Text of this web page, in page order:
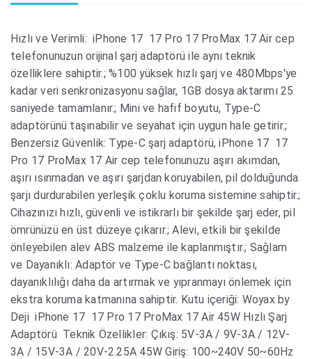
Hızlı ve Verimli: iPhone 17 17 Pro 17 ProMax 17 Air cep
telefonunuzun orijinal şarj adaptörü ile aynı teknik
özelliklere sahiptir.; %100 yüksek hızlı şarj ve 480Mbps'ye
kadar veri senkronizasyonu sağlar, 1GB dosya aktarımı 25
saniyede tamamlanır.; Mini ve hafif boyutu, Type-C
adaptörünü taşınabilir ve seyahat için uygun hale getirir.;
Benzersiz Güvenlik: Type-C şarj adaptörü, iPhone 17 17
Pro 17 ProMax 17 Air cep telefonunuzu aşırı akımdan,
aşırı ısınmadan ve aşırı şarjdan koruyabilen, pil dolduğunda
şarjı durdurabilen yerleşik çoklu koruma sistemine sahiptir.;
Cihazınızı hızlı, güvenli ve istikrarlı bir şekilde şarj eder, pil
ömrünüzü en üst düzeye çıkarır.; Alevi, etkili bir şekilde
önleyebilen alev ABS malzeme ile kaplanmıştır.; Sağlam
ve Dayanıklı: Adaptör ve Type-C bağlantı noktası,
dayanıklılığı daha da artırmak ve yıpranmayı önlemek için
ekstra koruma katmanına sahiptir. Kutu içeriği: Woyax by
Deji iPhone 17 17 Pro 17 ProMax 17 Air 45W Hızlı Şarj
Adaptörü Teknik Özellikler: Çıkış: 5V-3A / 9V-3A / 12V-
3A / 15V-3A / 20V-2.25A 45W Giriş: 100~240V 50~60Hz